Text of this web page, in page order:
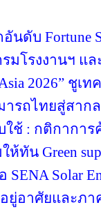
ดับ Fortune
มโรงงานฯ แ
Asia 2026”
ารถไทยสู่สากล
ใช้ : กติกากา
ทัน Green
SENA Solar
ยู่อาศัยและภา